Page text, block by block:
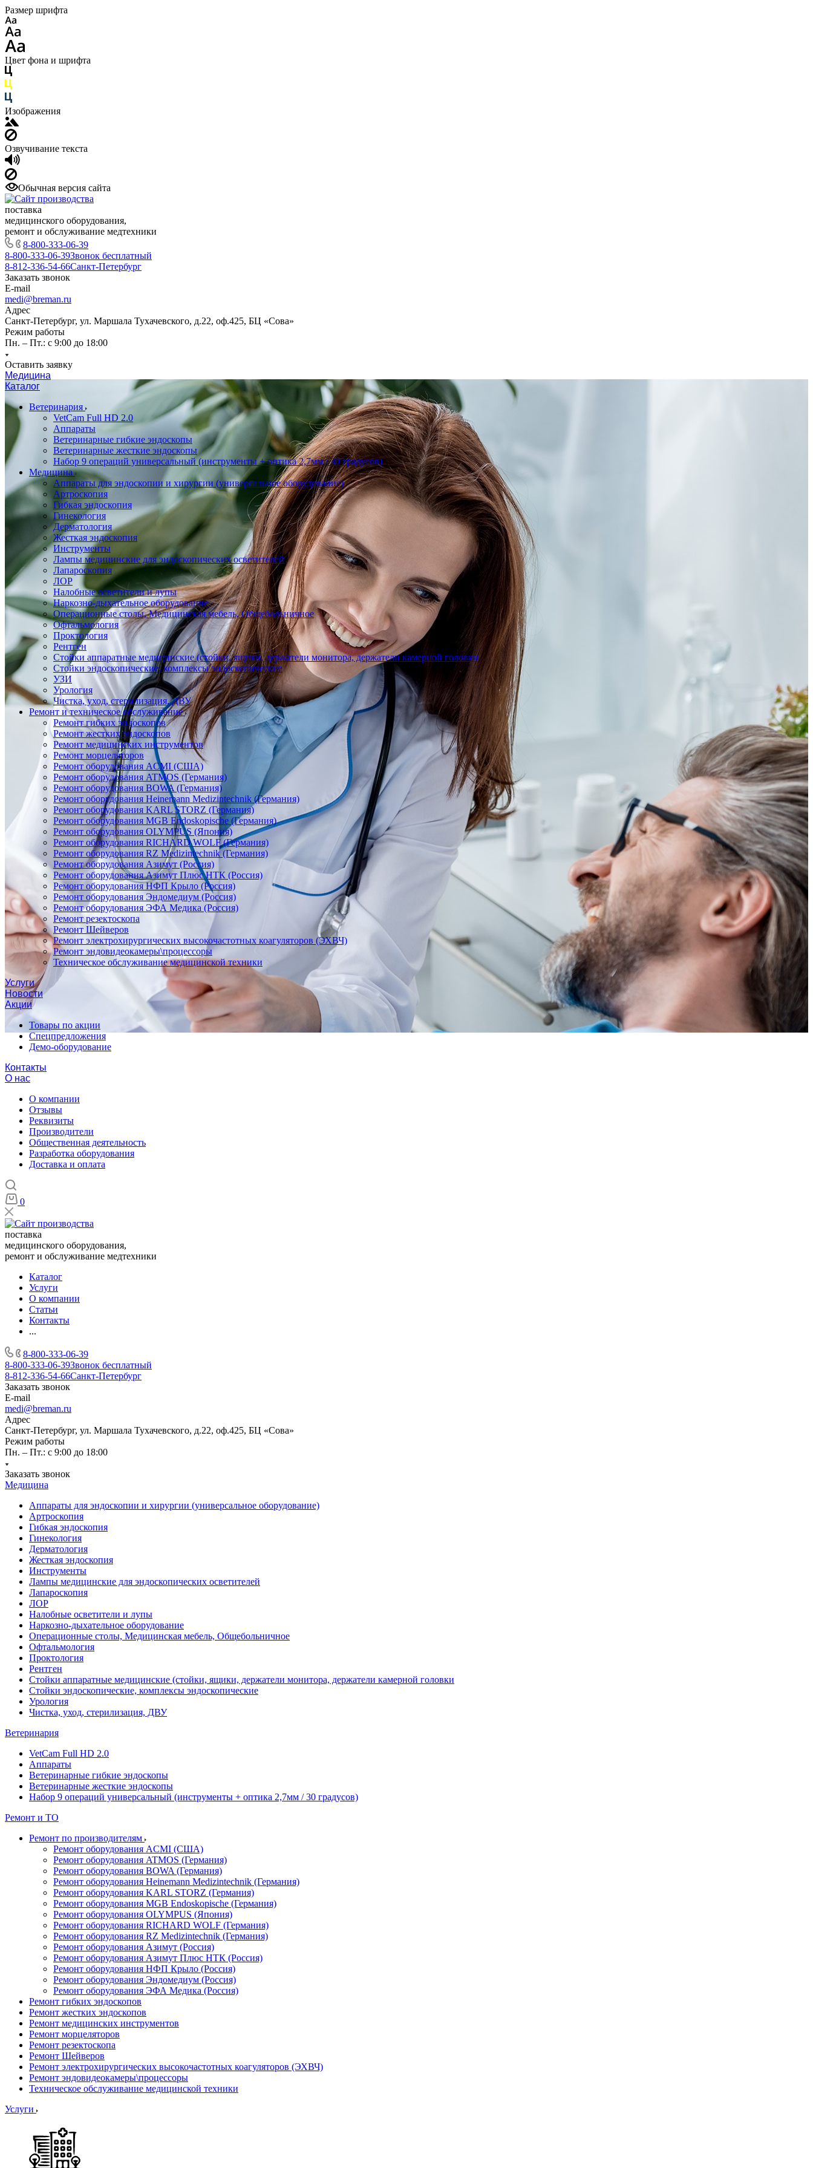
Размер шрифта
Цвет фона и шрифта
Изображения
Озвучивание текста
Обычная версия сайта
поставка
медицинского оборудования,
ремонт и обслуживание медтехники
8-800-333-06-39
8-800-333-06-39Звонок бесплатный
8-812-336-54-66Санкт-Петербург
Заказать звонок
E-mail
medi@breman.ru
Адрес
Санкт-Петербург, ул. Маршала Тухачевского, д.22, оф.425, БЦ «Сова»
Режим работы
Пн. – Пт.: с 9:00 до 18:00
Оставить заявку
Медицина
Каталог
Ветеринария
VetCam Full HD 2.0
Аппараты
Ветеринарные гибкие эндоскопы
Ветеринарные жесткие эндоскопы
Набор 9 операций универсальный (инструменты + оптика 2,7мм / 30 градусов)
Медицина
Аппараты для эндоскопии и хирургии (универсальное оборудование)
Артроскопия
Гибкая эндоскопия
Гинекология
Дерматология
Жесткая эндоскопия
Инструменты
Лампы медицинские для эндоскопических осветителей
Лапароскопия
ЛОР
Налобные осветители и лупы
Наркозно-дыхательное оборудование
Операционные столы, Медицинская мебель, Общебольничное
Офтальмология
Проктология
Рентген
Стойки аппаратные медицинские (стойки, ящики, держатели монитора, держатели камерной головки
Стойки эндоскопические, комплексы эндоскопические
УЗИ
Урология
Чистка, уход, стерилизация, ДВУ
Ремонт и техническое обслуживание
Ремонт гибких эндоскопов
Ремонт жестких эндоскопов
Ремонт медицинских инструментов
Ремонт морцеляторов
Ремонт оборудования ACMI (США)
Ремонт оборудования ATMOS (Германия)
Ремонт оборудования BOWA (Германия)
Ремонт оборудования Heinemann Medizintechnik (Германия)
Ремонт оборудования KARL STORZ (Германия)
Ремонт оборудования MGB Endoskopische (Германия)
Ремонт оборудования OLYMPUS (Япония)
Ремонт оборудования RICHARD WOLF (Германия)
Ремонт оборудования RZ Medizintechnik (Германия)
Ремонт оборудования Азимут (Россия)
Ремонт оборудования Азимут Плюс НТК (Россия)
Ремонт оборудования НФП Крыло (Россия)
Ремонт оборудования Эндомедиум (Россия)
Ремонт оборудования ЭФА Медика (Россия)
Ремонт резектоскопа
Ремонт Шейверов
Ремонт электрохирургических высокочастотных коагуляторов (ЭХВЧ)
Ремонт эндовидеокамеры\процессоры
Техническое обслуживание медицинской техники
Услуги
Новости
Акции
Товары по акции
Спецпредложения
Демо-оборудование
Контакты
О нас
О компании
Отзывы
Реквизиты
Производители
Общественная деятельность
Разработка оборудования
Доставка и оплата
0
поставка
медицинского оборудования,
ремонт и обслуживание медтехники
Каталог
Услуги
О компании
Статьи
Контакты
...
8-800-333-06-39
8-800-333-06-39Звонок бесплатный
8-812-336-54-66Санкт-Петербург
Заказать звонок
E-mail
medi@breman.ru
Адрес
Санкт-Петербург, ул. Маршала Тухачевского, д.22, оф.425, БЦ «Сова»
Режим работы
Пн. – Пт.: с 9:00 до 18:00
Заказать звонок
Медицина
Аппараты для эндоскопии и хирургии (универсальное оборудование)
Артроскопия
Гибкая эндоскопия
Гинекология
Дерматология
Жесткая эндоскопия
Инструменты
Лампы медицинские для эндоскопических осветителей
Лапароскопия
ЛОР
Налобные осветители и лупы
Наркозно-дыхательное оборудование
Операционные столы, Медицинская мебель, Общебольничное
Офтальмология
Проктология
Рентген
Стойки аппаратные медицинские (стойки, ящики, держатели монитора, держатели камерной головки
Стойки эндоскопические, комплексы эндоскопические
Урология
Чистка, уход, стерилизация, ДВУ
Ветеринария
VetCam Full HD 2.0
Аппараты
Ветеринарные гибкие эндоскопы
Ветеринарные жесткие эндоскопы
Набор 9 операций универсальный (инструменты + оптика 2,7мм / 30 градусов)
Ремонт и ТО
Ремонт по производителям
Ремонт оборудования ACMI (США)
Ремонт оборудования ATMOS (Германия)
Ремонт оборудования BOWA (Германия)
Ремонт оборудования Heinemann Medizintechnik (Германия)
Ремонт оборудования KARL STORZ (Германия)
Ремонт оборудования MGB Endoskopische (Германия)
Ремонт оборудования OLYMPUS (Япония)
Ремонт оборудования RICHARD WOLF (Германия)
Ремонт оборудования RZ Medizintechnik (Германия)
Ремонт оборудования Азимут (Россия)
Ремонт оборудования Азимут Плюс НТК (Россия)
Ремонт оборудования НФП Крыло (Россия)
Ремонт оборудования Эндомедиум (Россия)
Ремонт оборудования ЭФА Медика (Россия)
Ремонт гибких эндоскопов
Ремонт жестких эндоскопов
Ремонт медицинских инструментов
Ремонт морцеляторов
Ремонт резектоскопа
Ремонт Шейверов
Ремонт электрохирургических высокочастотных коагуляторов (ЭХВЧ)
Ремонт эндовидеокамеры\процессоры
Техническое обслуживание медицинской техники
Услуги